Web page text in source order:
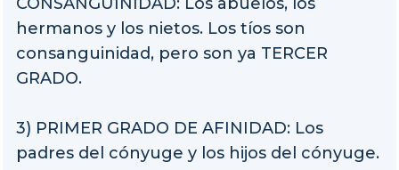
hermanos y los nietos. Los tíos son
consanguinidad, pero son ya TERCER
GRADO.
3) PRIMER GRADO DE AFINIDAD: Los
padres del cónyuge y los hijos del cónyuge.